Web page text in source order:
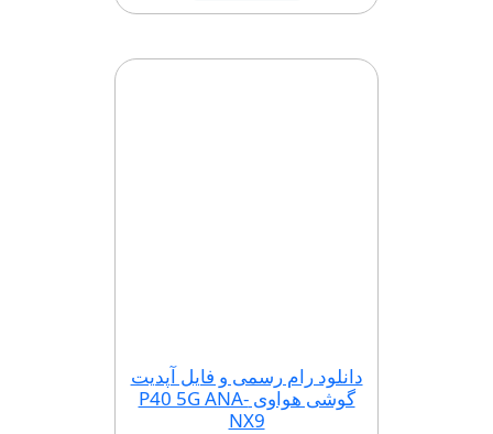
دانلود رام رسمی و فایل آپدیت
گوشی هواوی P40 5G ANA-
NX9